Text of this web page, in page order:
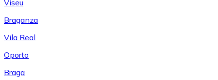
Viseu
Braganza
Vila Real
Oporto
Braga